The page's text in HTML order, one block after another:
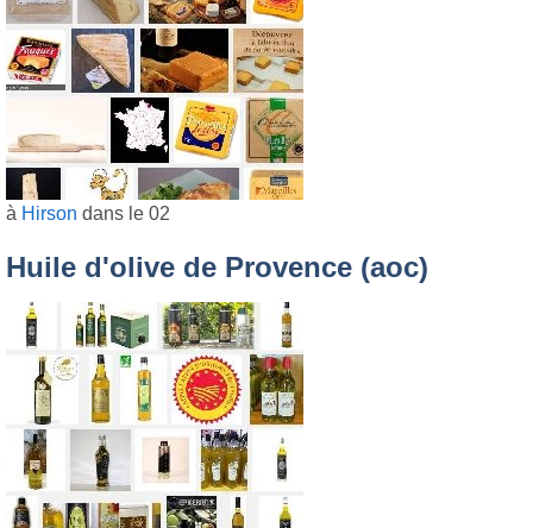
à Hirson dans le 02
Huile d'olive de Provence (aoc)